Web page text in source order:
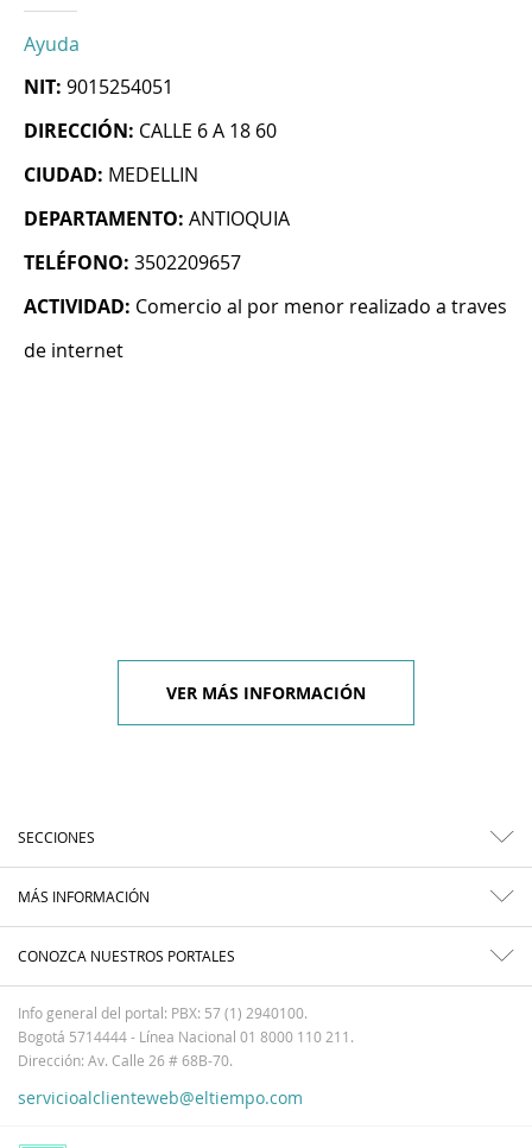
Ayuda
NIT: 9015254051
DIRECCIÓN: CALLE 6 A 18 60
CIUDAD: MEDELLIN
DEPARTAMENTO: ANTIOQUIA
TELÉFONO: 3502209657
ACTIVIDAD: Comercio al por menor realizado a traves
de internet
VER MÁS INFORMACIÓN
SECCIONES
MÁS INFORMACIÓN
CONOZCA NUESTROS PORTALES
Info general del portal: PBX: 57 (1) 2940100.
Bogotá 5714444 - Línea Nacional 01 8000 110 211.
Dirección: Av. Calle 26 # 68B-70.
servicioalclienteweb@eltiempo.com